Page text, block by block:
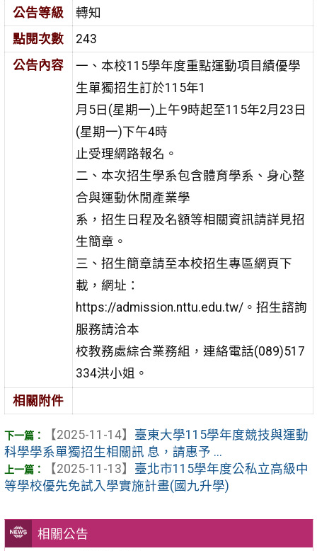
相關公告
公告等級
轉知
點閱次數
243
公告內容
一、本校115學年度重點運動項目績優學
生單獨招生訂於115年1
月5日(星期一)上午9時起至115年2月23日
(星期一)下午4時
止受理網路報名。
二、本次招生學系包含體育學系、身心整
合與運動休閒產業學
系，招生日程及名額等相關資訊請詳見招
生簡章。
三、招生簡章請至本校招生專區網頁下
載，網址：
https://admission.nttu.edu.tw/。招生諮詢
服務請洽本
校教務處綜合業務組，連絡電話(089)517
334洪小姐。
相關附件
【2025-11-14】 臺東大學115學年度競技與運動
科學學系單獨招生相關訊 息，請惠予 ...
【2025-11-13】 臺北市115學年度公私立高級中
等學校優先免試入學實施計畫(國九升學)